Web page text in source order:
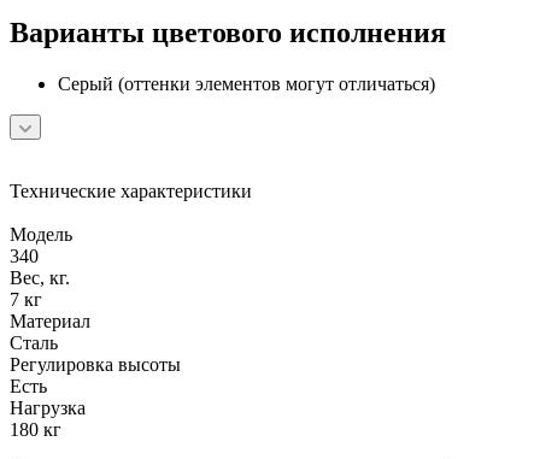
Варианты цветового исполнения
Серый (оттенки элементов могут отличаться)
Технические характеристики
Модель
340
Вес, кг.
7 кг
Материал
Сталь
Регулировка высоты
Есть
Нагрузка
180 кг